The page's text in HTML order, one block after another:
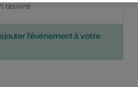
œuvre
l'événement à votre